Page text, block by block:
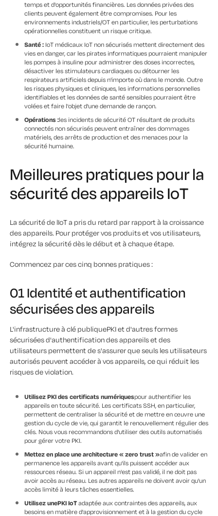
temps et d'opportunités financières. Les données privées des
clients peuvent également être compromises. Pour les
environnements industriels/OT en particulier, les perturbations
opérationnelles constituent un risque critique.
Santé : IoT médicaux IoT non sécurisés mettent directement des
vies en danger, car les pirates informatiques pourraient manipuler
les pompes à insuline pour administrer des doses incorrectes,
désactiver les stimulateurs cardiaques ou détourner les
respirateurs artificiels depuis n'importe où dans le monde. Outre
les risques physiques et cliniques, les informations personnelles
identifiables et les données de santé sensibles pourraient être
volées et faire l'objet d'une demande de rançon.
Opérations :les incidents de sécurité OT résultant de produits
connectés non sécurisés peuvent entraîner des dommages
matériels, des arrêts de production et des menaces pour la
sécurité humaine.
Meilleures pratiques pour la
sécurité des appareils IoT
La sécurité de lIoT a pris du retard par rapport à la croissance
des appareils. Pour protéger vos produits et vos utilisateurs,
intégrez la sécurité dès le début et à chaque étape.
Commencez par ces cinq bonnes pratiques :
01 Identité et authentification
sécurisées des appareils
L'infrastructure à clé publiquePKI et d'autres formes
sécurisées d'authentification des appareils et des
utilisateurs permettent de s'assurer que seuls les utilisateurs
autorisés peuvent accéder à vos appareils, ce qui réduit les
risques de violation.
Utilisez PKI des certificats numériquespour authentifier les
appareils en toute sécurité. Les certificats SSH, en particulier,
permettent de centraliser la sécurité et de mettre en œuvre une
gestion du cycle de vie, qui garantit le renouvellement régulier des
clés. Nous vous recommandons d'utiliser des outils automatisés
pour gérer votre PKI.
Mettez en place une architecture « zero trust »afin de valider en
permanence les appareils avant qu'ils puissent accéder aux
ressources réseau. Si un appareil n'est pas validé, il ne doit pas
avoir accès au réseau. Les autres appareils ne doivent avoir qu'un
accès limité à leurs tâches essentielles.
Utilisez unePKI IoTadaptée aux contraintes des appareils, aux
besoins en matière d'approvisionnement et à la gestion du cycle